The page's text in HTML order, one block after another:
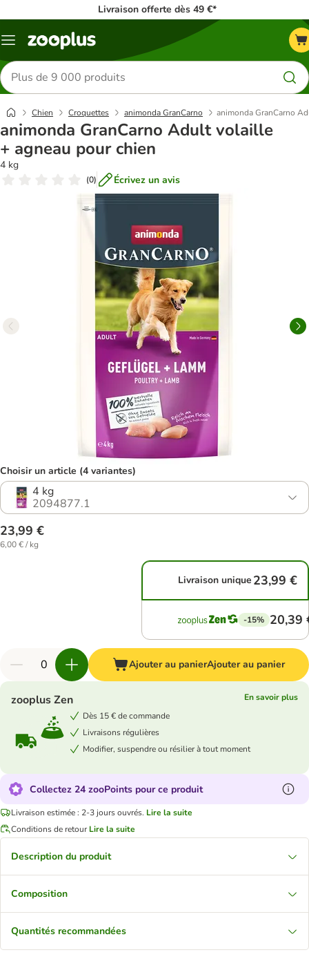
Livraison offerte dès 49 €*
Menu
Rechercher
des
produits
Chien Croquettes animonda GranCarno animonda GranCarno
animonda GranCarno Adult volaille
+ agneau pour chien
4 kg
(0) Écrivez un avis
Choisir un article (4 variantes)
4 kg
2094877.1
23,99 €
6,00 € / kg
Livraison unique 23,99 €
-15% 20,39
Ajouter au panierAjouter au panier
zooplus Zen
En savoir plus
Dès 15 € de commande
Livraisons régulières
Modifier, suspendre ou résilier à tout moment
Collectez 24 zooPoints pour ce produit
Livraison estimée : 2-3 jours ouvrés. Lire la suite
Conditions de retour Lire la suite
Description du produit
Composition
Quantités recommandées